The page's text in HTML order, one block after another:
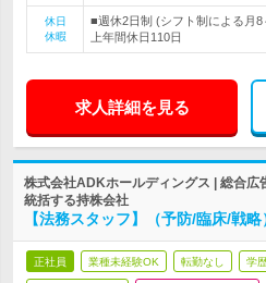
休日
休暇
■週休2日制 (シフト制による月
上年間休日110日
求人詳細を見る
株式会社ADKホールディングス | 総合広
統括する持株会社
【法務スタッフ】（予防/臨床/戦
正社員 業種未経験OK 転勤なし 学